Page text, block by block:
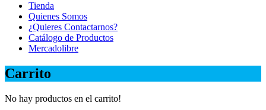
Tienda
Quienes Somos
¿Quieres Contactarnos?
Catálogo de Productos
Mercadolibre
Carrito
No hay productos en el carrito!